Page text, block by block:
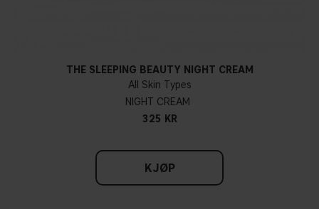
THE SLEEPING BEAUTY NIGHT CREAM
All Skin Types
NIGHT CREAM
325 KR
KJØP